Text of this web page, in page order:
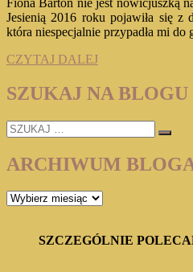
Jesienią 2016 roku pojawiła się z
która niespecjalnie przypadła mi
CZYTAJ DALEJFIONA
„DZIECKO”
SZUKAJ NA BLOGU
SZUKAJ
…
ARCHIWUM
ARCHIWUM
SZCZEGÓLNIE